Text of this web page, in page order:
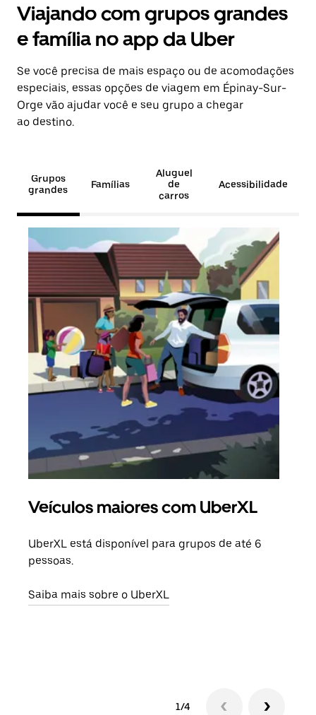
Viajando com grupos grandes
e família no app da Uber
Se você precisa de mais espaço ou de acomodações
especiais, essas opções de viagem em Épinay-Sur-
Orge vão ajudar você e seu grupo a chegar
ao destino.
Grupos
grandes
Famílias
Aluguel
de
carros
Acessibilidade
Veículos maiores com UberXL
UberXL está disponível para grupos de até 6
pessoas.
Saiba mais sobre o UberXL
1/4